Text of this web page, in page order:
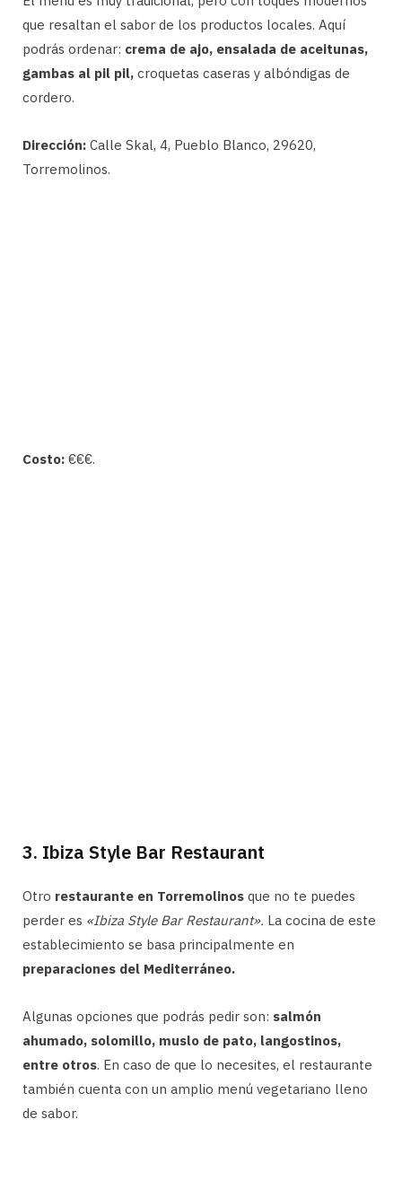
que resaltan el sabor de los productos locales. Aquí
podrás ordenar: crema de ajo, ensalada de aceitunas,
gambas al pil pil, croquetas caseras y albóndigas de
cordero.
Dirección: Calle Skal, 4, Pueblo Blanco, 29620,
Torremolinos.
Costo: €€€.
3. Ibiza Style Bar Restaurant
Otro restaurante en Torremolinos que no te puedes
perder es «Ibiza Style Bar Restaurant». La cocina de este
establecimiento se basa principalmente en
preparaciones del Mediterráneo.
Algunas opciones que podrás pedir son: salmón
ahumado, solomillo, muslo de pato, langostinos,
entre otros. En caso de que lo necesites, el restaurante
también cuenta con un amplio menú vegetariano lleno
de sabor.